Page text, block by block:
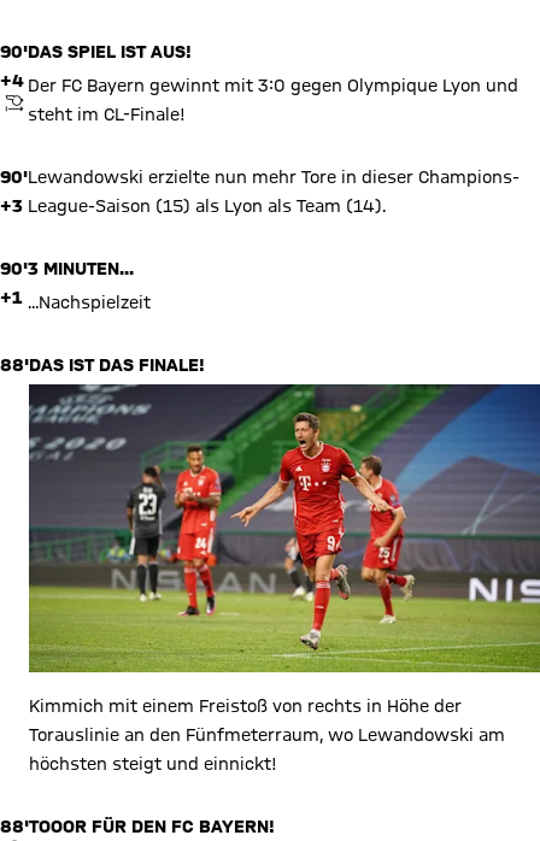
90'
+4
ANPFIFF
DAS SPIEL IST AUS!
Der FC Bayern gewinnt mit 3:0 gegen Olympique Lyon und
steht im CL-Finale!
90'
+3
Lewandowski erzielte nun mehr Tore in dieser Champions-
League-Saison (15) als Lyon als Team (14).
90'
+1
3 MINUTEN...
...Nachspielzeit
88'DAS IST DAS FINALE!
Kimmich mit einem Freistoß von rechts in Höhe der
Torauslinie an den Fünfmeterraum, wo Lewandowski am
höchsten steigt und einnickt!
88'TOOOR FÜR DEN FC BAYERN!